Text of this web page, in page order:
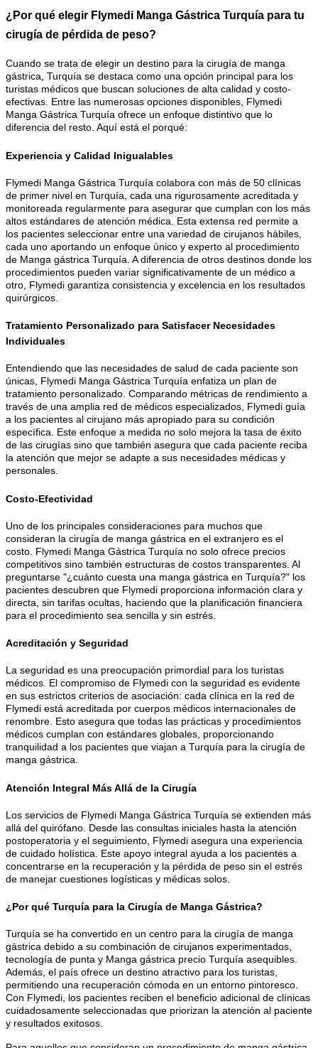
¿Por qué elegir Flymedi Manga Gástrica Turquía para tu
cirugía de pérdida de peso?
Cuando se trata de elegir un destino para la cirugía de manga
gástrica, Turquía se destaca como una opción principal para los
turistas médicos que buscan soluciones de alta calidad y costo-
efectivas. Entre las numerosas opciones disponibles, Flymedi
Manga Gástrica Turquía ofrece un enfoque distintivo que lo
diferencia del resto. Aquí está el porqué:
Experiencia y Calidad Inigualables
Flymedi Manga Gástrica Turquía colabora con más de 50 clínicas
de primer nivel en Turquía, cada una rigurosamente acreditada y
monitoreada regularmente para asegurar que cumplan con los más
altos estándares de atención médica. Esta extensa red permite a
los pacientes seleccionar entre una variedad de cirujanos hábiles,
cada uno aportando un enfoque único y experto al procedimiento
de Manga gástrica Turquía. A diferencia de otros destinos donde los
procedimientos pueden variar significativamente de un médico a
otro, Flymedi garantiza consistencia y excelencia en los resultados
quirúrgicos.
Tratamiento Personalizado para Satisfacer Necesidades
Individuales
Entendiendo que las necesidades de salud de cada paciente son
únicas, Flymedi Manga Gástrica Turquía enfatiza un plan de
tratamiento personalizado. Comparando métricas de rendimiento a
través de una amplia red de médicos especializados, Flymedi guía
a los pacientes al cirujano más apropiado para su condición
específica. Este enfoque a medida no solo mejora la tasa de éxito
de las cirugías sino que también asegura que cada paciente reciba
la atención que mejor se adapte a sus necesidades médicas y
personales.
Costo-Efectividad
Uno de los principales consideraciones para muchos que
consideran la cirugía de manga gástrica en el extranjero es el
costo. Flymedi Manga Gástrica Turquía no solo ofrece precios
competitivos sino también estructuras de costos transparentes. Al
preguntarse "¿cuánto cuesta una manga gástrica en Turquía?" los
pacientes descubren que Flymedi proporciona información clara y
directa, sin tarifas ocultas, haciendo que la planificación financiera
para el procedimiento sea sencilla y sin estrés.
Acreditación y Seguridad
La seguridad es una preocupación primordial para los turistas
médicos. El compromiso de Flymedi con la seguridad es evidente
en sus estrictos criterios de asociación: cada clínica en la red de
Flymedi está acreditada por cuerpos médicos internacionales de
renombre. Esto asegura que todas las prácticas y procedimientos
médicos cumplan con estándares globales, proporcionando
tranquilidad a los pacientes que viajan a Turquía para la cirugía de
manga gástrica.
Atención Integral Más Allá de la Cirugía
Los servicios de Flymedi Manga Gástrica Turquía se extienden más
allá del quirófano. Desde las consultas iniciales hasta la atención
postoperatoria y el seguimiento, Flymedi asegura una experiencia
de cuidado holística. Este apoyo integral ayuda a los pacientes a
concentrarse en la recuperación y la pérdida de peso sin el estrés
de manejar cuestiones logísticas y médicas solos.
¿Por qué Turquía para la Cirugía de Manga Gástrica?
Turquía se ha convertido en un centro para la cirugía de manga
gástrica debido a su combinación de cirujanos experimentados,
tecnología de punta y Manga gástrica precio Turquía asequibles.
Además, el país ofrece un destino atractivo para los turistas,
permitiendo una recuperación cómoda en un entorno pintoresco.
Con Flymedi, los pacientes reciben el beneficio adicional de clínicas
cuidadosamente seleccionadas que priorizan la atención al paciente
y resultados exitosos.